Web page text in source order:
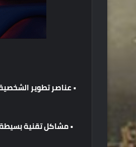
•عناصرتطوير
•مشاكلتقنية